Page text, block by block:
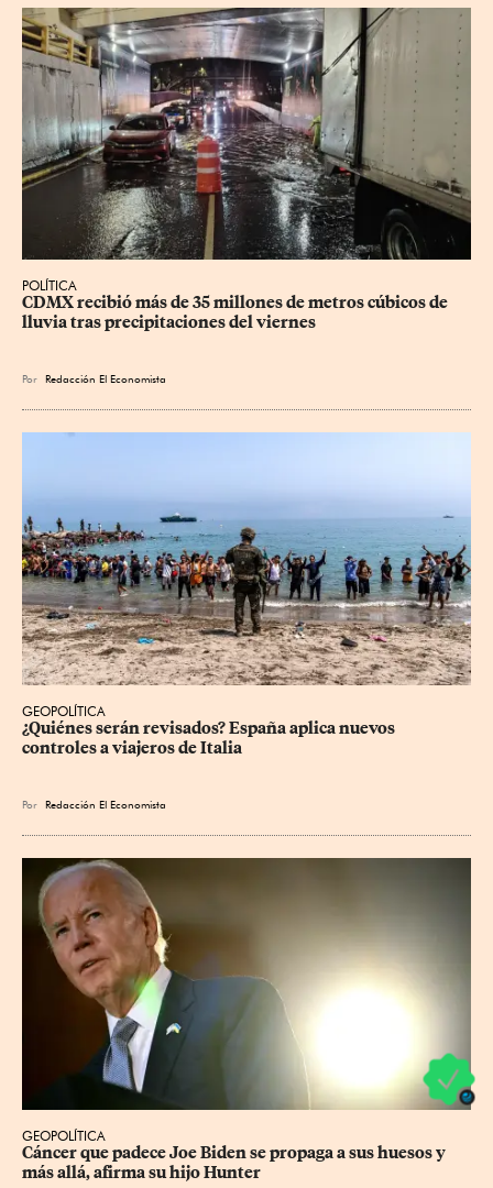
POLÍTICA
CDMX recibió más de 35 millones de metros cúbicos de
lluvia tras precipitaciones del viernes
Por Redacción El Economista
GEOPOLÍTICA
¿Quiénes serán revisados? España aplica nuevos
controles a viajeros de Italia
Por Redacción El Economista
GEOPOLÍTICA
Cáncer que padece Joe Biden se propaga a sus huesos y
más allá, afirma su hijo Hunter